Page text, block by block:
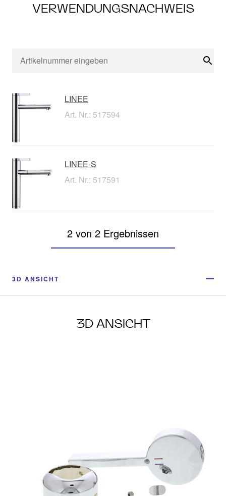
VERWENDUNGSNACHWEIS
LINEE
Art. Nr.: 517594
LINEE-S
Art. Nr.: 517591
2 von 2 Ergebnissen
3D ANSICHT
3D ANSICHT